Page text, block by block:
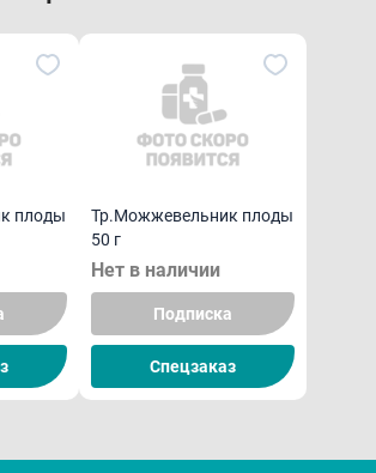
плоды
Тр.Можжевельник плоды
50 г
Нет в наличии
Подписка
Спецзаказ